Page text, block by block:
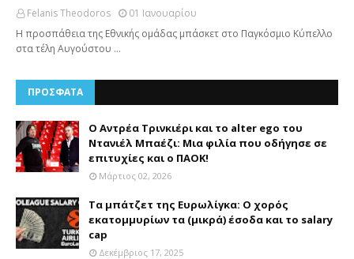
Felanis Theodoros
01 Ιανουαρίου
Η προσπάθεια της Εθνικής ομάδας μπάσκετ στο Παγκόσμιο Κύπελλο
στα τέλη Αυγούστου …
ΠΡΟΣΦΑΤΑ
Ο Αντρέα Τρινκιέρι και το alter ego του
Ντανιέλ Μπαέζι: Μια φιλία που οδήγησε σε
επιτυχίες και ο ΠΑΟΚ!
Μάρτιος 02, 2026
Τα μπάτζετ της Ευρωλίγκα: Ο χορός
εκατομμυρίων τα (μικρά) έσοδα και το salary
cap
Δεκέμβριος 17, 2025